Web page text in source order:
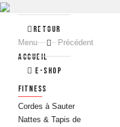
Retour
Menu Précédent
Accueil
e-Shop
FITNESS
Cordes à Sauter
Nattes & Tapis de